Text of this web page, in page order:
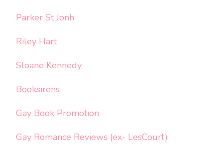
Parker St Jonh
Riley Hart
Sloane Kennedy
Booksirens
Gay Book Promotion
Gay Romance Reviews (ex- LesCourt)